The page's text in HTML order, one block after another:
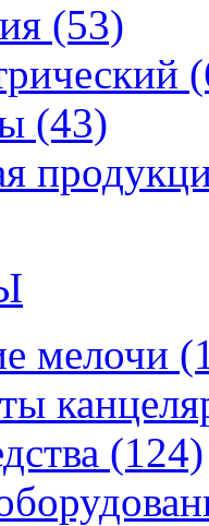
(53)
(43)
мелочи
(124)